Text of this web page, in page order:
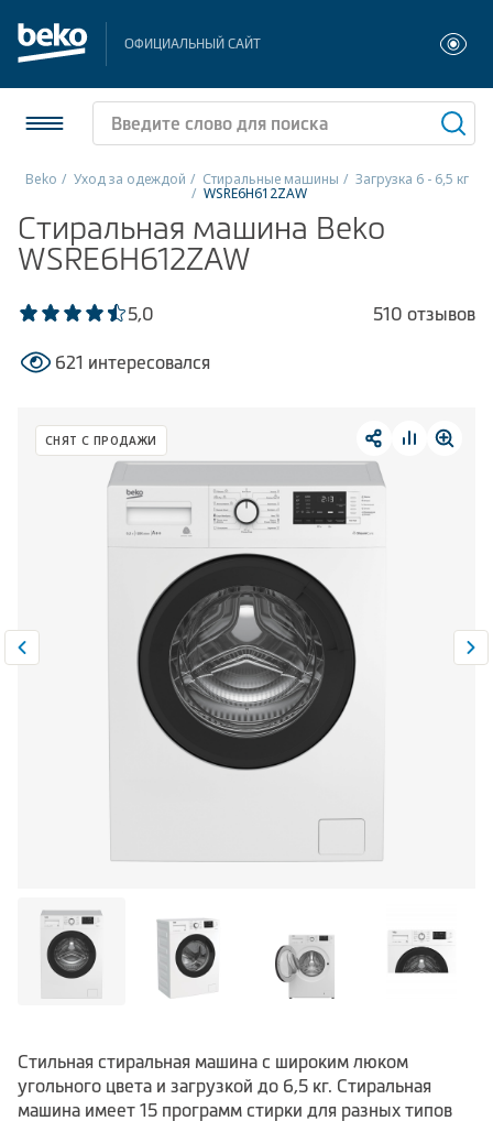
ОФИЦИАЛЬНЫЙ САЙТ
Холодильники и морозильники
Стиральные и сушильные машины
Посудомоечные машины
Плиты
Малая бытовая техника
Климатическая техника
Beko Уход за одеждой Стиральные машины Загрузка 6 - 6,5 кг
WSRE6H612ZAW
Стиральная машина Beko
WSRE6H612ZAW
5,0 510 отзывов
621 интересовался
СНЯТ С ПРОДАЖИ
Стильная стиральная машина с широким люком
угольного цвета и загрузкой до 6,5 кг. Стиральная
машина имеет 15 программ стирки для разных типов